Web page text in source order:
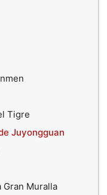
Tigre
Juyongguan
Gran Muralla